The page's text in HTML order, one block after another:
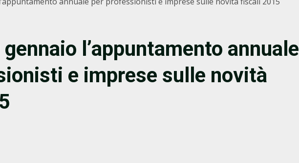
l’appuntamento annuale
e imprese sulle novità